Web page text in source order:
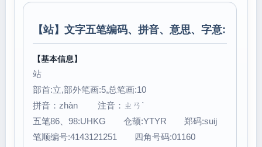
【站】文字五笔编码、拼音、意思、字意:
【基本信息】
站
部首:立,部外笔画:5,总笔画:10
拼音：zhàn 注音：ㄓㄢˋ
五笔86、98:UHKG 仓颉:YTYR 郑码:suij
笔顺编号:4143121251 四角号码:01160